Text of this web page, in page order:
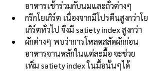
อาหารเช้าร่วมกับนมและถั่วต่างๆ
กรีกโยเกิร์ต เนื่องจากมีโปรตีนสูงกว่าโย
เกิร์ตทั่วไป จึงมี satiety index สูงกว่า
ผักต่างๆ พบว่าการโหลดสลัดผักก่อน
อาหารจานหลักในแต่ละมื้อ จะช่วย
เพิ่ม satiety index ในมื้อนั้นๆได้